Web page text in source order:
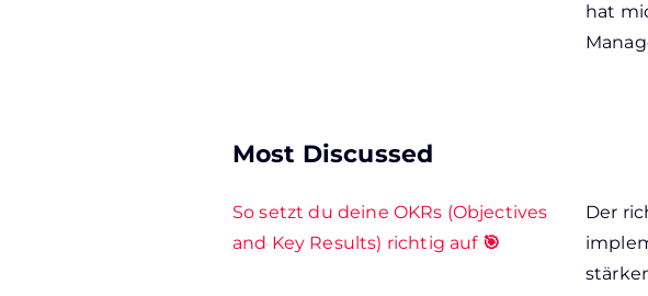
hat
Most Discussed
So setzt du deine OKRs (Objectives
and Key Results) richtig auf 🎯
Der